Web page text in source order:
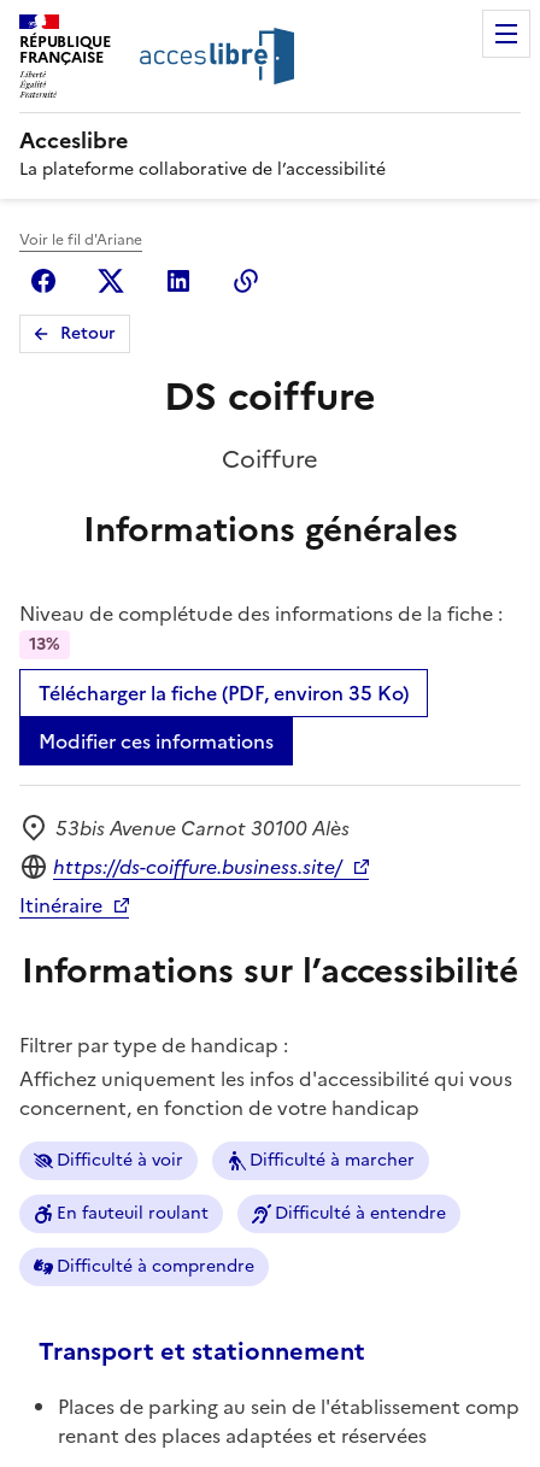
RÉPUBLIQUE
FRANÇAISE
Acceslibre
La plateforme collaborative de l’accessibilité
Voir le fil d'Ariane
FacebookX (anciennement Twitter)
Linkedin
Retour
DS coiffure
Coiffure
Informations générales
Niveau de complétude des informations de la fiche :
13%
Télécharger la fiche (PDF, environ 35 Ko)
Modifier ces informations
Adresse
53bis Avenue Carnot 30100 Alès
Site internet
https://ds-coiffure.business.site/
Itinéraire
Informations sur l’accessibilité
Filtrer par type de handicap :
Affichez uniquement les infos d'accessibilité qui vous
concernent, en fonction de votre handicap
Difficulté à voir Difficulté à marcher
En fauteuil roulant Difficulté à entendre
Difficulté à comprendre
Transport et stationnement
Places de parking au sein de l'établissement comp
renant des places adaptées et réservées